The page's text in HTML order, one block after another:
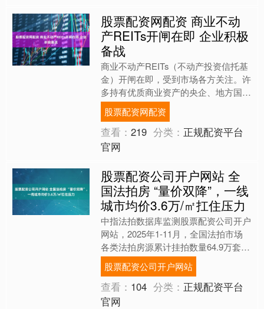
股票配资网配资 商业不动
产REITs开闸在即 企业积极
备战
商业不动产REITs（不动产投资信托基
金）开闸在即，受到市场各方关注。许
多持有优质商业资产的央企、地方国企
股票配资网配资，甚至民营商业运营公
司都在积极备战股票配....
股票配资网配资
查看：219 分类： 正规配资平台
官网
股票配资公司开户网站 全
国法拍房 “量价双降”，一线
城市均价3.6万/㎡扛住压力
中指法拍数据库监测股票配资公司开户
网站，2025年1-11月，全国法拍市场
各类法拍房源累计挂拍数量64.9万套，
同比下降6.5%，房源累计拍次共116.5
万次（....
股票配资公司开户网站
查看： 104 分类： 正规配资平台
官网